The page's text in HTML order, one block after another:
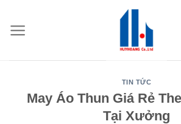
content
TIN TỨC
May Áo Thun Giá Rẻ
Tại Xưởng